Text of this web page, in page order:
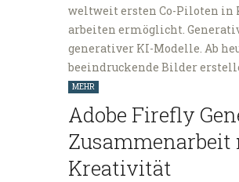
weltweit ersten Co-Piloten in
arbeiten ermöglicht.
generativer KI-Modelle. Ab
beeindruckende Bilder
MEHR
Adobe Firefly
Kreativität